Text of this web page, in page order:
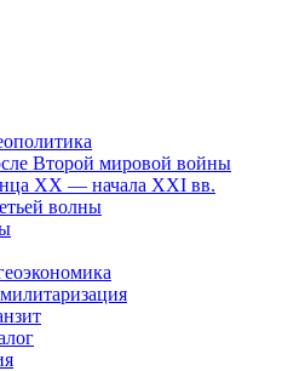
Второй мировой войны
XX — начала XXI вв.
волны